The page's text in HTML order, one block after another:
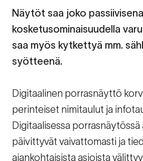
Näytöt saa joko
kosketusominaisuudella
saa myös kytkettyä mm.
syötteenä.
Digitaalinen porrasnäyttö
perinteiset nimitaulut ja
Digitaalisessa
päivittyvät vaivattomasti ja
ajankohtaisista asioista